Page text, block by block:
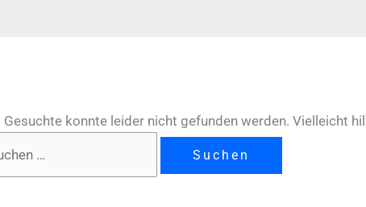
Gesuchte konnte leider nicht gefunden werden. Vielleicht